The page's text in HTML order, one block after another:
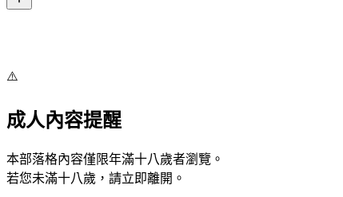
⚠️
成人內容提醒
本部落格內容僅限年滿十八歲者瀏覽。
若您未滿十八歲，請立即離開。